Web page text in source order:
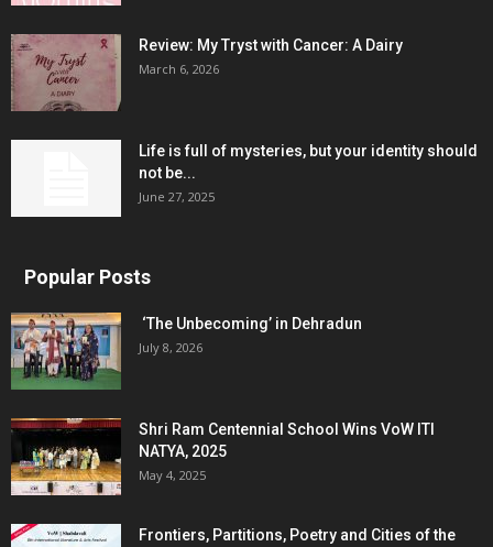
Review: My Tryst with Cancer: A Dairy
March 6, 2026
Life is full of mysteries, but your identity should
not be...
June 27, 2025
Popular Posts
‘The Unbecoming’ in Dehradun
July 8, 2026
Shri Ram Centennial School Wins VoW ITI
NATYA, 2025
May 4, 2025
Frontiers, Partitions, Poetry and Cities of the